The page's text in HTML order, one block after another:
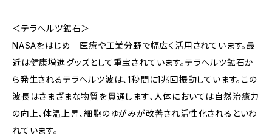
＜テラヘルツ鉱石＞
NASAをはじめ 医療や工業分野で幅広く活用されています。最
近は健康増進グッズとして重宝されています。テラヘルツ鉱石か
ら発生されるテラヘルツ波は、1秒間に1兆回振動しています。この
波長はさまざまな物質を貫通します、人体においては自然治癒力
の向上、体温上昇、細胞のゆがみが改善され活性化されるといわ
れています。